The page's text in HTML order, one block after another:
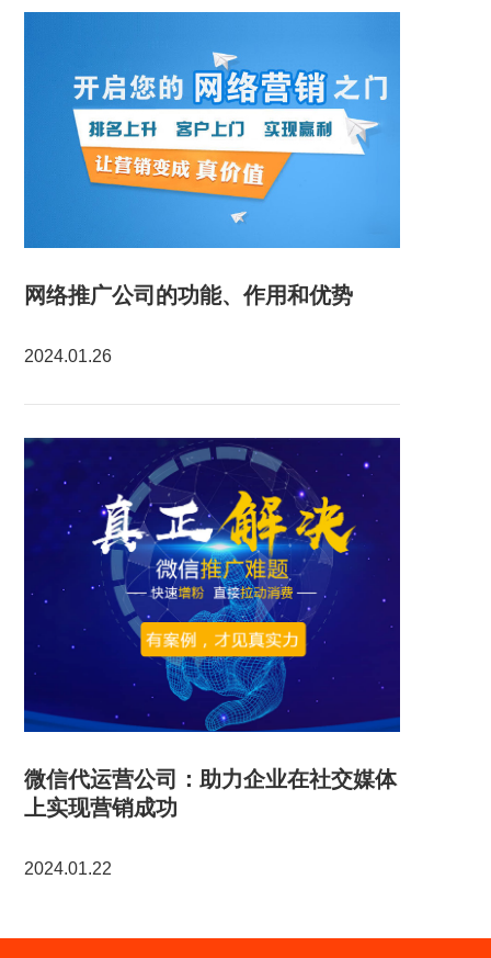
网络推广公司的功能、作用和优势
2024.01.26
微信代运营公司：助力企业在社交媒体
上实现营销成功
2024.01.22